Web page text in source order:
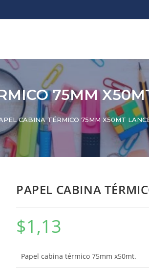
75MM
CABINA TÉRMICO 75MM X50MT
PAPEL CABINA
$1,13
Papel cabina térmico 75mm x50mt.